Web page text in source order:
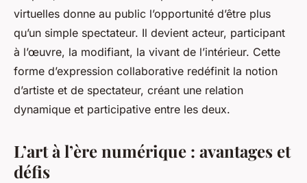
virtuelles donne au public l’opportunité d’être plus
qu’un simple spectateur. Il devient acteur, participant
à l’œuvre, la modifiant, la vivant de l’intérieur. Cette
forme d’expression collaborative redéfinit la notion
d’artiste et de spectateur, créant une relation
dynamique et participative entre les deux.
L’art à l’ère numérique : avantages et
défis